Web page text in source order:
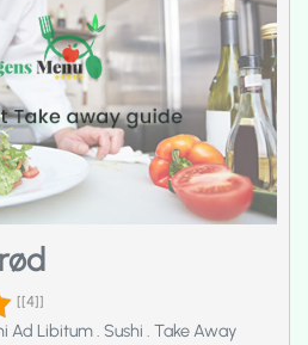
[[4]]
Ad Libitum. Sushi . Take Away